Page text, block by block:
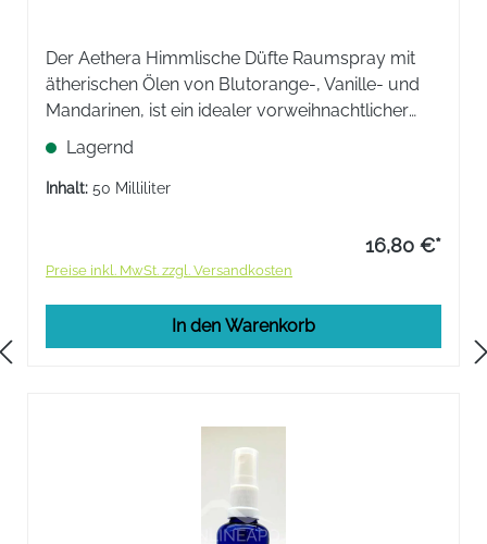
Der Aethera Himmlische Düfte Raumspray mit
ätherischen Ölen von Blutorange-, Vanille- und
Mandarinen, ist ein idealer vorweihnachtlicher
Stimmungsmacher.
Lagernd
Inhalt: 50 Milliliter
16,80 €*
Preise inkl. MwSt. zzgl. Versandkosten
In den Warenkorb